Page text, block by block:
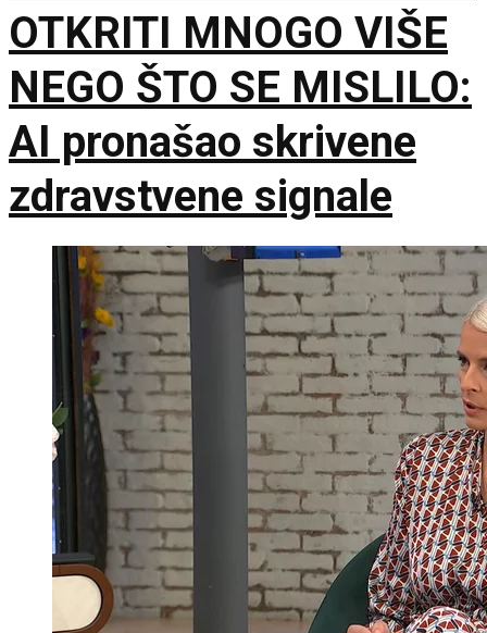
OTKRITI MNOGO VIŠE
NEGO ŠTO SE MISLILO:
AI pronašao skrivene
zdravstvene signale